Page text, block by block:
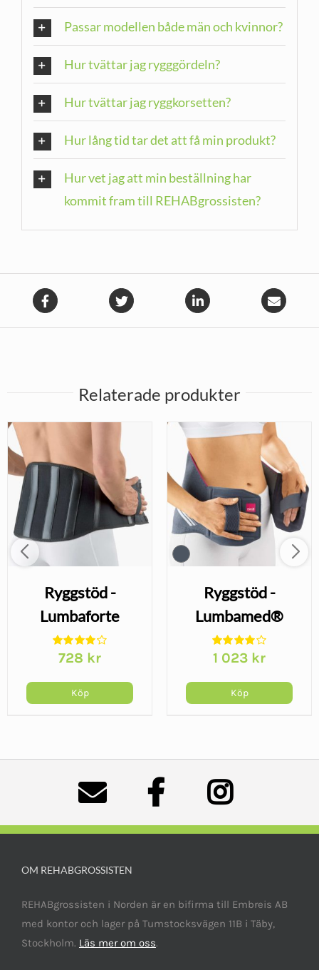
Passar modellen både män och kvinnor?
Hur tvättar jag rygggördeln?
Hur tvättar jag ryggkorsetten?
Hur lång tid tar det att få min produkt?
Hur vet jag att min beställning har
kommit fram till REHABgrossisten?
Relaterade produkter
Ryggstöd -
Lumbaforte
728 kr
Köp
Ryggstöd -
Lumbamed®
Basic
1 023 kr
Köp
OM REHABGROSSISTEN
REHABgrossisten i Norden är en bifirma till Embreis AB
med kontor och lager på Tumstocksvägen 11B i Täby,
Stockholm. Läs mer om oss.